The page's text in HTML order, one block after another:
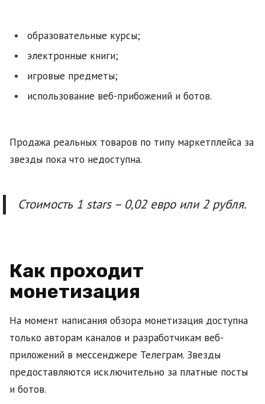
образовательные курсы;
электронные книги;
игровые предметы;
использование веб-прибожений и ботов.
Продажа реальных товаров по типу маркетплейса за
звезды пока что недоступна.
Стоимость 1 stars – 0,02 евро или 2 рубля.
Как проходит
монетизация
На момент написания обзора монетизация доступна
только авторам каналов и разработчикам веб-
приложений в мессенджере Телеграм. Звезды
предоставляются исключительно за платные посты
и ботов.